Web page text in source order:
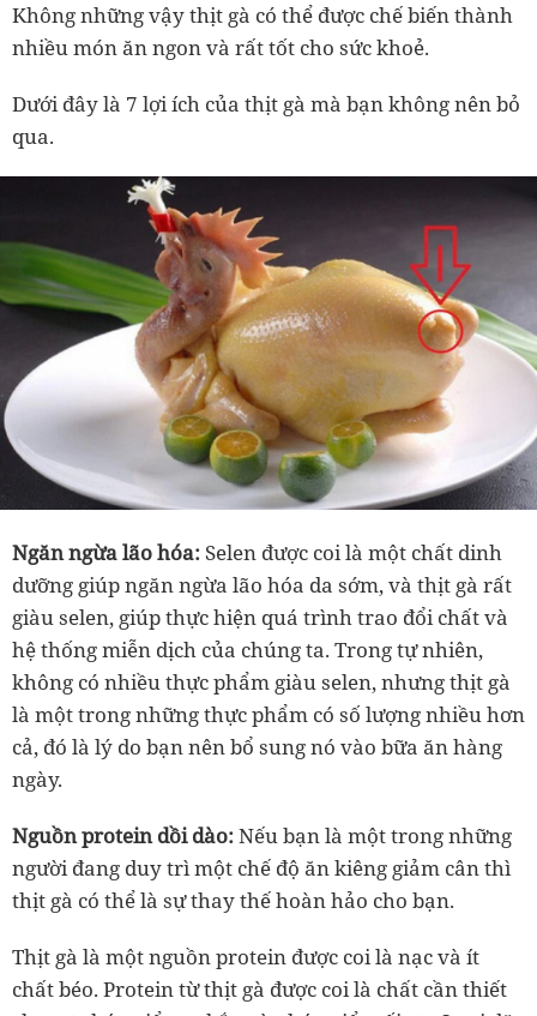
Không những vậy thịt gà có thể được chế biến thành
nhiều món ăn ngon và rất tốt cho sức khoẻ.
Dưới đây là 7 lợi ích của thịt gà mà bạn không nên bỏ
qua.
Ngăn ngừa lão hóa:Selen được coi là một chất dinh
dưỡng giúp ngăn ngừa lão hóa da sớm, và thịt gà rất
giàu selen, giúp thực hiện quá trình trao đổi chất và
hệ thống miễn dịch của chúng ta. Trong tự nhiên,
không có nhiều thực phẩm giàu selen, nhưng thịt gà
là một trong những thực phẩm có số lượng nhiều hơn
cả, đó là lý do bạn nên bổ sung nó vào bữa ăn hàng
ngày.
Nguồn protein dồi dào:Nếu bạn là một trong những
người đang duy trì một chế độ ăn kiêng giảm cân thì
thịt gà có thể là sự thay thế hoàn hảo cho bạn.
Thịt gà là một nguồn protein được coi là nạc và ít
chất béo. Protein từ thịt gà được coi là chất cần thiết